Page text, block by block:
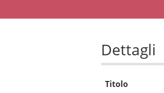
Dettagli
Titolo